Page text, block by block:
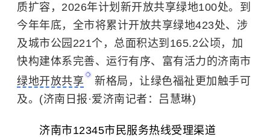
质扩容，2026年计划新开放共享绿地100处。到
今年年底，全市将累计开放共享绿地423处、涉
及城市公园221个，总面积达到165.2公顷，加
快构建体系完善、运行有序、富有活力的济南市
绿地开放共享
新格局，让绿色福祉更加触手可
及。(济南日报·爱济南记者：吕慧琳)
济南市12345市民服务热线受理渠道